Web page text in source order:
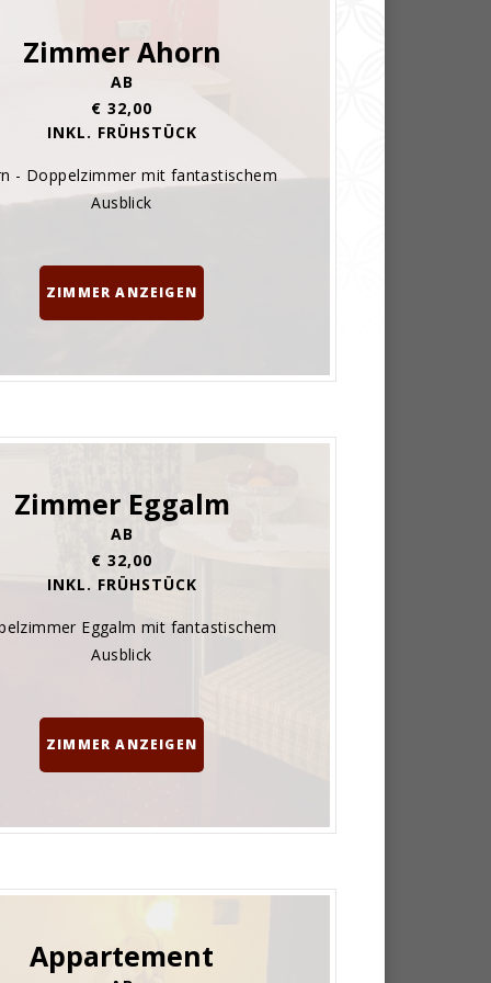
Zimmer Ahorn
AB
€ 32,00
INKL. FRÜHSTÜCK
- Doppelzimmer mit fantastischem
Ausblick
ZIMMER ANZEIGEN
Zimmer Eggalm
AB
€ 32,00
INKL. FRÜHSTÜCK
Eggalm mit fantastischem
Ausblick
ZIMMER ANZEIGEN
Appartement